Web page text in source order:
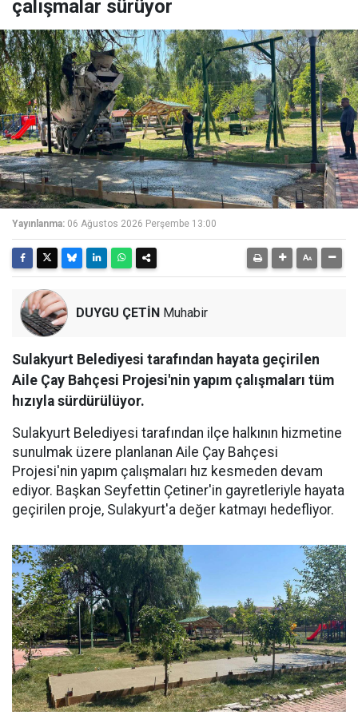
çalışmalar sürüyor
Yayınlanma: 06 Ağustos 2026 Perşembe 13:00
DUYGU ÇETİN Muhabir
Sulakyurt Belediyesi tarafından hayata geçirilen
Aile Çay Bahçesi Projesi'nin yapım çalışmaları tüm
hızıyla sürdürülüyor.
Sulakyurt Belediyesi tarafından ilçe halkının hizmetine
sunulmak üzere planlanan Aile Çay Bahçesi
Projesi'nin yapım çalışmaları hız kesmeden devam
ediyor. Başkan Seyfettin Çetiner'in gayretleriyle hayata
geçirilen proje, Sulakyurt'a değer katmayı hedefliyor.